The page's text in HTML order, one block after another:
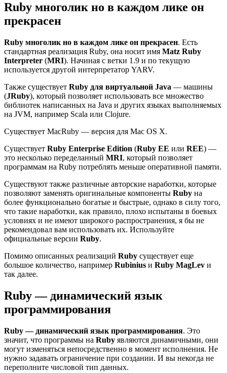
Ruby многолик но в каждом лике он
прекрасен
Ruby многолик но в каждом лике он прекрасен. Есть
стандартная реализация Ruby, она носит имя Matz Ruby
Interpreter (MRI). Начиная с ветки 1.9 и по текущую
используется другой интерпретатор YARV.
Также существует Ruby для виртуальной Java — машины
(JRuby), который позволяет использовать все множество
библиотек написанных на Java и других языках выполняемых
на JVM, например Scala или Clojure.
Существует MacRuby — версия для Mac OS X.
Существует Ruby Enterprise Edition (Ruby EE или REE) —
это несколько переделанный MRI, который позволяет
программам на Ruby потреблять меньше оперативной памяти.
Существуют также различные авторские наработки, которые
позволяют заменять оригинальные компоненты Ruby на
более функционально богатые и быстрые, однако в силу того,
что такие наработки, как правило, плохо испытаны в боевых
условиях и не имеют широкого распространения, я бы не
рекомендовал вам использовать их. Используйте
официальные версии Ruby.
Помимо описанных реализаций Ruby существует еще
большое количество, например Rubinius и Ruby MagLev и
так далее.
Ruby — динамический язык
программирования
Ruby — динамический язык программирования. Это
значит, что программы на Ruby являются динамичными, они
могут изменяться непосредственно в момент исполнения. Не
нужно задавать ограничение при создании. И вы некогда не
переполните числовой тип данных.